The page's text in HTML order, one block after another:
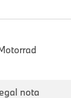
nota